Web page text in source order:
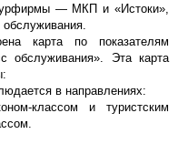
— МКП и «Истоки»,
карта по показателям
обслуживания». Эта карта
в направлениях:
классом и туристским